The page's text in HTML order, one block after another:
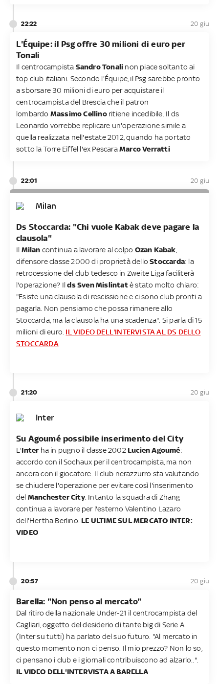
22:22 20 giu
L'Équipe: il Psg offre 30 milioni di euro per
Tonali
Il centrocampista Sandro Tonali non piace soltanto ai
top club italiani. Secondo l'Équipe, il Psg sarebbe pronto
a sborsare 30 milioni di euro per acquistare il
centrocampista del Brescia che il patron
lombardo Massimo Cellinoritiene incedibile. Il ds
Leonardo vorrebbe replicare un'operazione simile a
quella realizzata nell'estate 2012, quando ha portato
sotto la Torre Eiffel l'ex PescaraMarco Verratti
22:01 20 giu
Milan
Ds Stoccarda: "Chi vuole Kabak deve pagare la
clausola"
Il Milan continua a lavorare al colpo Ozan Kabak
difensore classe 2000 di proprietà delloStoccarda: la
retrocessione del club tedesco in Zweite Liga faciliterà
l'operazione? Ilds SvenMislintatè stato molto chiaro:
"Esiste una clausola di rescissione e ci sono club pronti a
pagarla. Non pensiamo che possa rimanere allo
Stoccarda, ma la clausola ha una scadenza". Si parla di 15
milioni di euro. IL VIDEO DELL'INTERVISTA AL DS DELLO
STOCCARDA
21:20 20 giu
Inter
Su Agoumé possibile inserimento del City
L'Inter ha in pugno il classe 2002 Lucien Agoumé:
accordo con il Sochaux per il centrocampista, ma non
ancora con il giocatore. Il club nerazzurro sta valutando
se chiudere l'operazione per evitare così l'inserimento
del Manchester City. Intanto la squadra di Zhang
continua a lavorare per l'esterno Valentino Lazaro
dell'Hertha Berlino. LE ULTIME SUL MERCATO INTER:
VIDEO
20:57 20 giu
Barella: "Non penso al mercato"
Dal ritiro della nazionale Under-21 il centrocampista del
Cagliari, oggetto del desiderio di tante big di Serie A
(Inter su tutti) ha parlato del suo futuro. "Al mercato in
questo momento non ci penso. Il mio prezzo? Non lo so,
ci pensano i club e i giornali contribuiscono ad alzarlo..".
IL VIDEO DELL'INTERVISTA A BARELLA